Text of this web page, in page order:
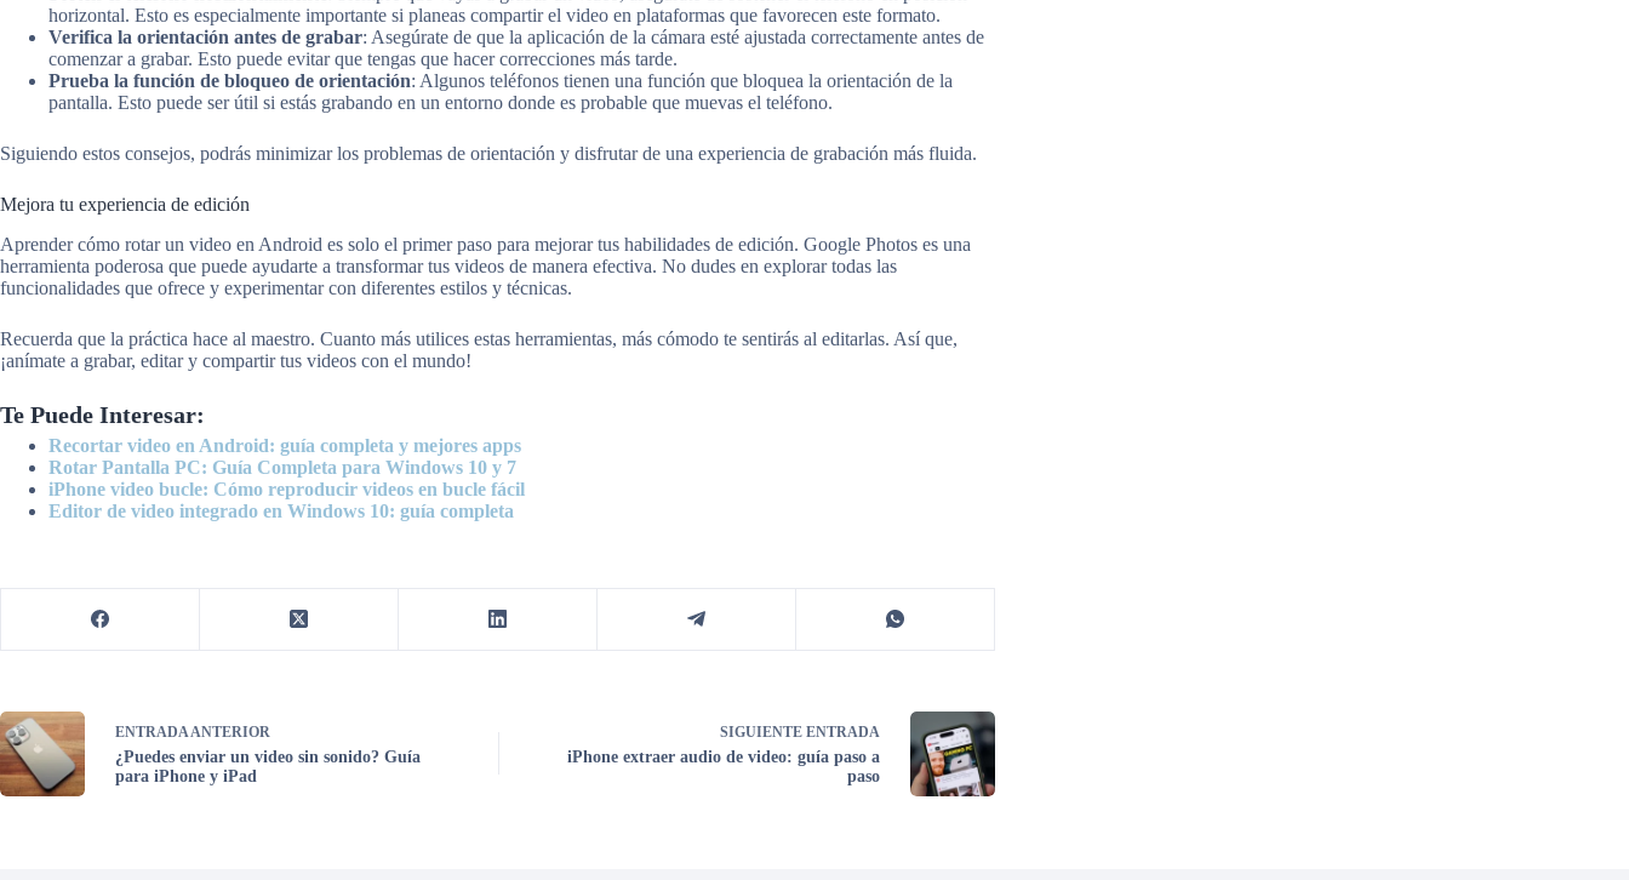
horizontal. Esto es especialmente importante si planeas compartir el video en plataformas que favorecen este formato.
Verifica la orientación antes de grabar: Asegúrate de que la aplicación de la cámara esté ajustada correctamente antes de
comenzar a grabar. Esto puede evitar que tengas que hacer correcciones más tarde.
Prueba la función de bloqueo de orientación: Algunos teléfonos tienen una función que bloquea la orientación de la
pantalla. Esto puede ser útil si estás grabando en un entorno donde es probable que muevas el teléfono.
Siguiendo estos consejos, podrás minimizar los problemas de orientación y disfrutar de una experiencia de grabación más fluida.
Mejora tu experiencia de edición
Aprender cómo rotar un video en Android es solo el primer paso para mejorar tus habilidades de edición. Google Photos es una
herramienta poderosa que puede ayudarte a transformar tus videos de manera efectiva. No dudes en explorar todas las
funcionalidades que ofrece y experimentar con diferentes estilos y técnicas.
Recuerda que la práctica hace al maestro. Cuanto más utilices estas herramientas, más cómodo te sentirás al editarlas. Así que,
¡anímate a grabar, editar y compartir tus videos con el mundo!
Te Puede Interesar:
Recortar video en Android: guía completa y mejores apps
Rotar Pantalla PC: Guía Completa para Windows 10 y 7
iPhone video bucle: Cómo reproducir videos en bucle fácil
Editor de video integrado en Windows 10: guía completa
ENTRADAANTERIOR
¿Puedes enviar un video sin sonido? Guía
para iPhone y iPad
SIGUIENTEENTRADA
iPhone extraer audio de video: guía paso a
paso